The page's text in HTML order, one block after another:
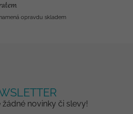
opravdu skladem
žádné novinky či slevy!